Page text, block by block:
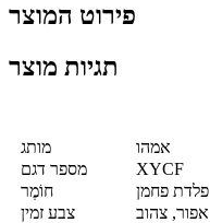
פירוט המוצר
תגיות מוצר
מותג
אמהו
מספר דגם
XYCF
חוֹמֶר
פלדת פחמן
צבע זמין